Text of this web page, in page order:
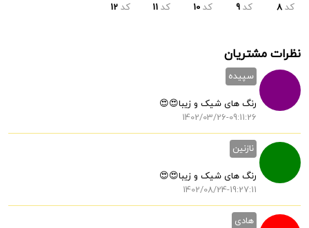
کد 8 کد 9 کد 10 کد 11 کد 12
نظرات مشتریان
سپیده
رنگ های شیک و زیبا😍😍
1402/03/26-09:11:26
نازنین
رنگ های شیک و زیبا😍😍
1402/08/24-19:27:11
هادی